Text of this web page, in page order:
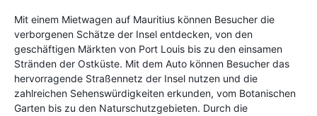
Mit einem Mietwagen auf Mauritius können Besucher die
verborgenen Schätze der Insel entdecken, von den
geschäftigen Märkten von Port Louis bis zu den einsamen
Stränden der Ostküste. Mit dem Auto können Besucher das
hervorragende Straßennetz der Insel nutzen und die
zahlreichen Sehenswürdigkeiten erkunden, vom Botanischen
Garten bis zu den Naturschutzgebieten. Durch die